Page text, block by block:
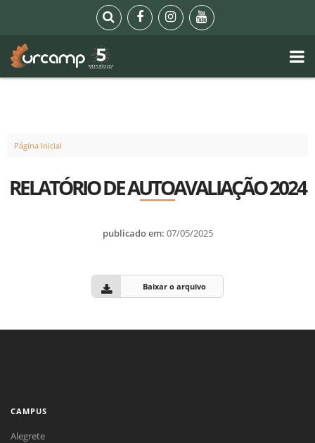
Página Inicial
RELATÓRIO DE AUTOAVALIAÇÃO 2024
publicado em: 07/05/2025
Baixar o arquivo
CAMPUS
Alegrete